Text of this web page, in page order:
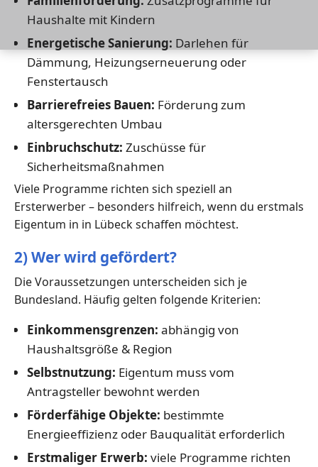
Haushalte mit Kindern
Energetische Sanierung: Darlehen für
Dämmung, Heizungserneuerung oder
Fenstertausch
Barrierefreies Bauen: Förderung zum
altersgerechten Umbau
Einbruchschutz: Zuschüsse für
Sicherheitsmaßnahmen
Viele Programme richten sich speziell an
Ersterwerber – besonders hilfreich, wenn du erstmals
Eigentum in in Lübeck schaffen möchtest.
2) Wer wird gefördert?
Die Voraussetzungen unterscheiden sich je
Bundesland. Häufig gelten folgende Kriterien:
Einkommensgrenzen: abhängig von
Haushaltsgröße & Region
Selbstnutzung: Eigentum muss vom
Antragsteller bewohnt werden
Förderfähige Objekte: bestimmte
Energieeffizienz oder Bauqualität erforderlich
Erstmaliger Erwerb: viele Programme richten